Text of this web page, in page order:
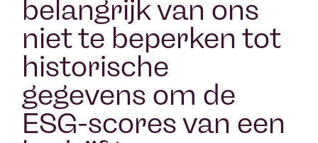
belangrijk van ons
niet te beperken tot
historische
gegevens om de
ESG-scores van een